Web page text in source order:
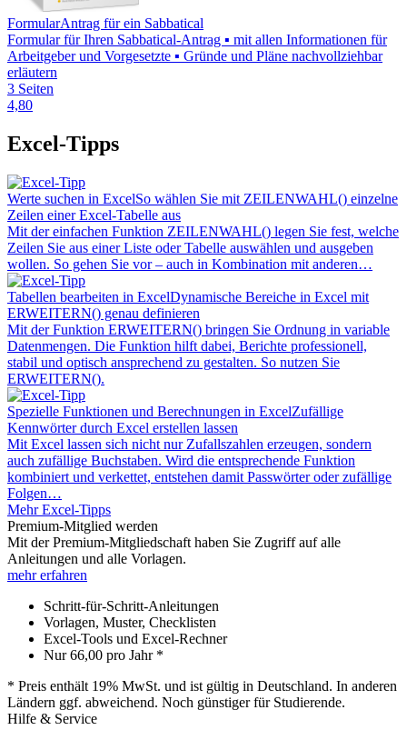
FormularAntrag für ein Sabbatical
Formular für Ihren Sabbatical-Antrag ▪ mit allen Informationen für
Arbeitgeber und Vorgesetzte ▪ Gründe und Pläne nachvollziehbar
erläutern
3 Seiten
4,80
Excel-Tipps
Werte suchen in ExcelSo wählen Sie mit ZEILENWAHL() einzelne
Zeilen einer Excel-Tabelle aus
Mit der einfachen Funktion ZEILENWAHL() legen Sie fest, welche
Zeilen Sie aus einer Liste oder Tabelle auswählen und ausgeben
wollen. So gehen Sie vor – auch in Kombination mit anderen…
Tabellen bearbeiten in ExcelDynamische Bereiche in Excel mit
ERWEITERN() genau definieren
Mit der Funktion ERWEITERN() bringen Sie Ordnung in variable
Datenmengen. Die Funktion hilft dabei, Berichte professionell,
stabil und optisch ansprechend zu gestalten. So nutzen Sie
ERWEITERN().
Spezielle Funktionen und Berechnungen in ExcelZufällige
Kennwörter durch Excel erstellen lassen
Mit Excel lassen sich nicht nur Zufallszahlen erzeugen, sondern
auch zufällige Buchstaben. Wird die entsprechende Funktion
kombiniert und verkettet, entstehen damit Passwörter oder zufällige
Folgen…
Mehr Excel-Tipps
Premium-Mitglied werden
Mit der Premium-Mitgliedschaft haben Sie Zugriff auf alle
Anleitungen und alle Vorlagen.
mehr erfahren
Schritt-für-Schritt-Anleitungen
Vorlagen, Muster, Checklisten
Excel-Tools und Excel-Rechner
Nur66,00 pro Jahr *
* Preis enthält 19% MwSt. und ist gültig in Deutschland. In anderen
Ländern ggf. abweichend. Noch günstiger für Studierende.
Hilfe & Service